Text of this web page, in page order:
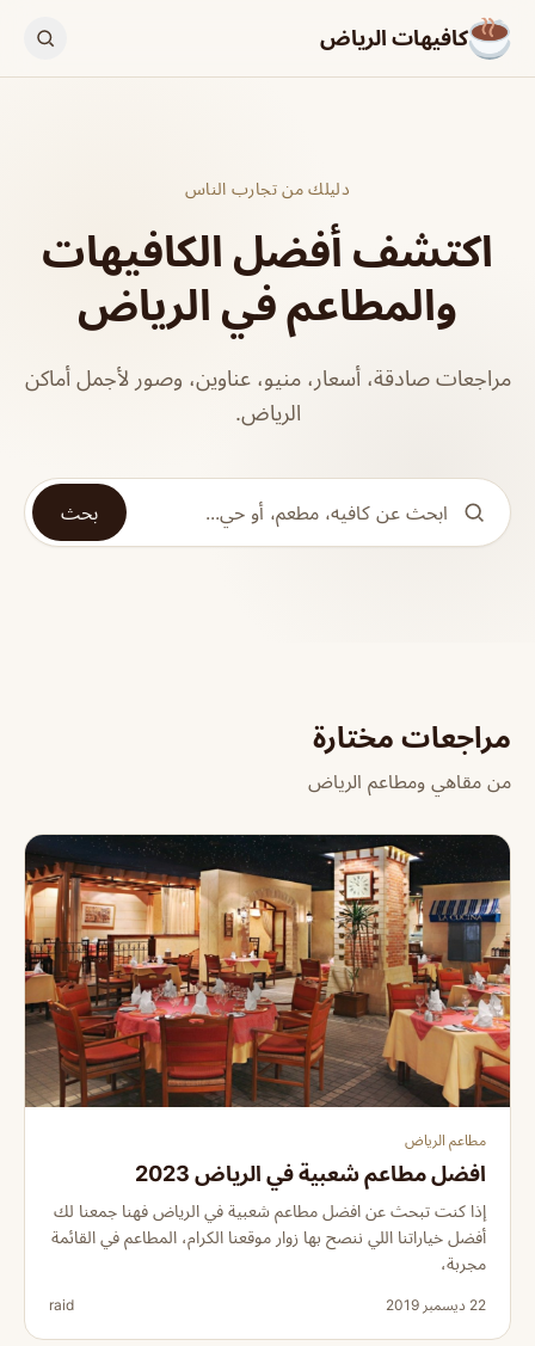
كافيهات الرياض
دليلك من تجارب الناس
اكتشف أفضل الكافيهات
والمطاعم في الرياض
مراجعات صادقة، أسعار، منيو، عناوين، وصور لأجمل أماكن
الرياض.
بحث
مراجعات مختارة
من مقاهي ومطاعم الرياض
مطاعم الرياض
افضل مطاعم شعبية في الرياض 2023
إذا كنت تبحث عن افضل مطاعم شعبية في الرياض فهنا جمعنا لك
أفضل خياراتنا اللي ننصح بها زوار موقعنا الكرام، المطاعم في القائمة
مجربة،
22 ديسمبر 2019 raid